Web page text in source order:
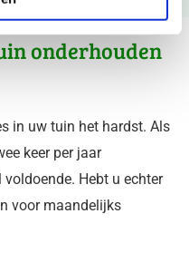
onderhouden
in uw tuin het hardst. Als
keer per jaar
Hebt u echter
voor maandelijks